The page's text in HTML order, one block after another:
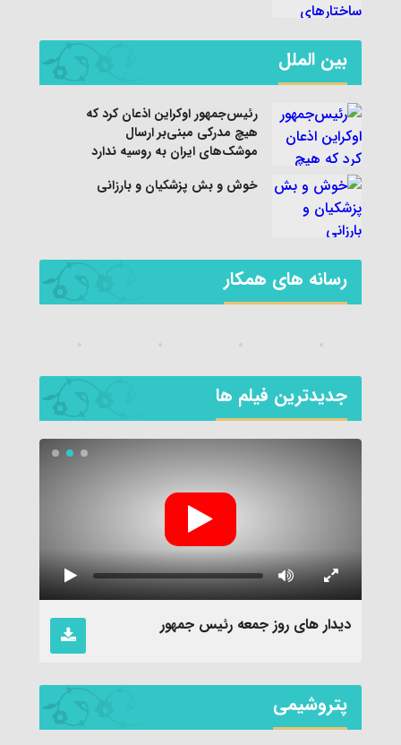
بین الملل
رئیس‌جمهور اوکراین اذعان کرد که
هیچ مدرکی مبنی‌بر ارسال
موشک‌های ایران به روسیه ندارد
خوش و بش پزشکیان و بارزانی
رسانه های همکار
جديدترين فیلم ها
دیدار های روز جمعه رئیس جمهور
پتروشیمی